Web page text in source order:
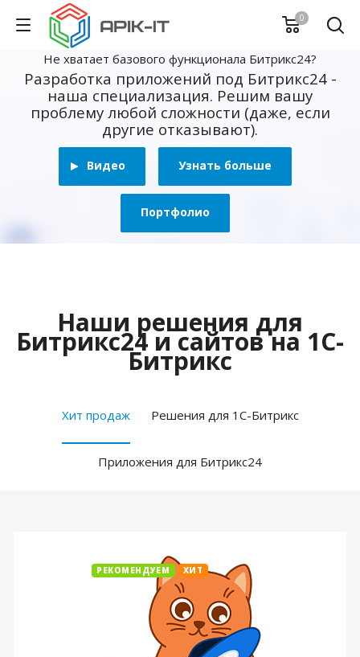
0
Не хватает базового функционала Битрикс24?
Разработка приложений под Битрикс24 -
наша специализация. Решим вашу
проблему любой сложности (даже, если
другие отказывают).
Видео Узнать больше
Портфолио
Наши решения для
Битрикс24 и сайтов на 1С-
Битрикс
Хит продаж Решения для 1С-Битрикс
Приложения для Битрикс24
РЕКОМЕНДУЕМ ХИТ